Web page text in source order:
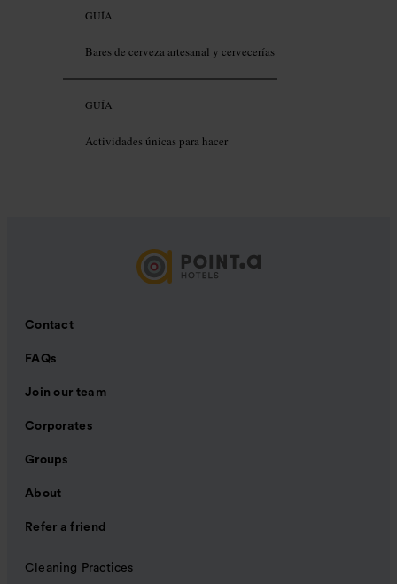
GUÍA
Bares de cerveza artesanal y cervecerías
GUÍA
Actividades únicas para hacer
Contact
FAQs
Join our team
Corporates
Groups
About
Refer a friend
Cleaning Practices